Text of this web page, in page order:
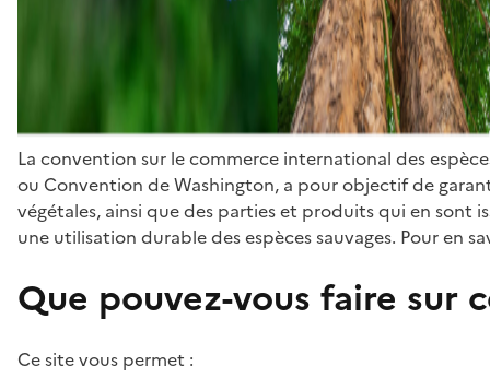
La convention sur le commerce international des
ou Convention de Washington, a pour objectif de
végétales, ainsi que des parties et produits qui en sont
une utilisation durable des espèces sauvages. Pour en
Que pouvez-vous faire sur
Ce site vous permet :